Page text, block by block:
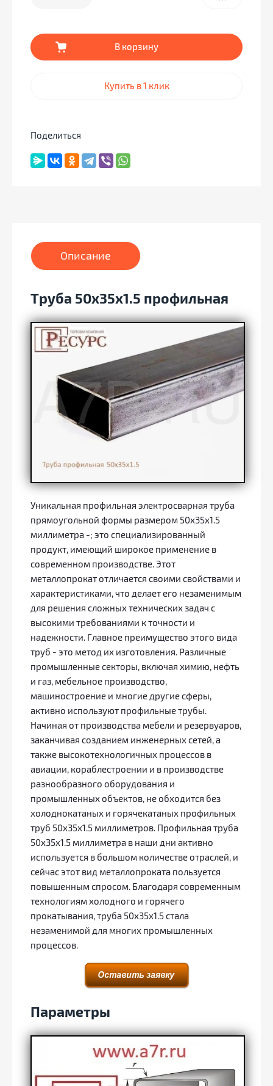
В корзину
Купить в 1 клик
Поделиться
Описание
Труба 50х35х1.5 профильная
Уникальная профильная электросварная труба
прямоугольной формы размером 50х35х1.5
миллиметра -; это специализированный
продукт, имеющий широкое применение в
современном производстве. Этот
металлопрокат отличается своими свойствами и
характеристиками, что делает его незаменимым
для решения сложных технических задач с
высокими требованиями к точности и
надежности. Главное преимущество этого вида
труб - это метод их изготовления. Различные
промышленные секторы, включая химию, нефть
и газ, мебельное производство,
машиностроение и многие другие сферы,
активно используют профильные трубы.
Начиная от производства мебели и резервуаров,
заканчивая созданием инженерных сетей, а
также высокотехнологичных процессов в
авиации, кораблестроении и в производстве
разнообразного оборудования и
промышленных объектов, не обходится без
холоднокатаных и горячекатаных профильных
труб 50х35х1.5 миллиметров. Профильная труба
50х35х1.5 миллиметра в наши дни активно
используется в большом количестве отраслей, и
сейчас этот вид металлопроката пользуется
повышенным спросом. Благодаря современным
технологиям холодного и горячего
прокатывания, труба 50х35х1.5 стала
незаменимой для многих промышленных
процессов.
Параметры